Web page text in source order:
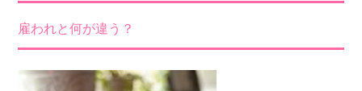
雇われと何が違う？